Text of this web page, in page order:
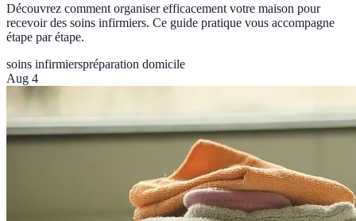
Découvrez comment organiser efficacement votre maison pour
recevoir des soins infirmiers. Ce guide pratique vous accompagne
étape par étape.
soins infirmierspréparation domicile
Aug 4